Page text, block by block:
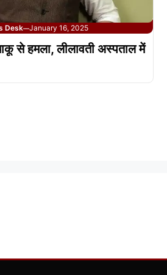
Desk—January 16, 2025
से हमला, लीलावती अस्पताल में